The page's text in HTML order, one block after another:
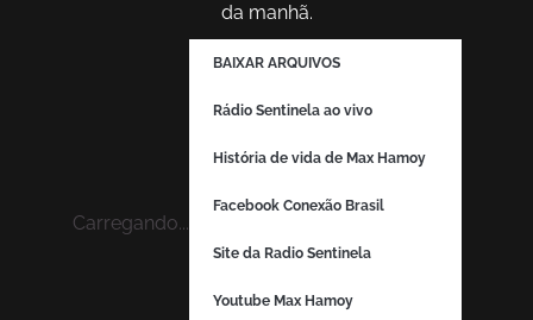
da manhã.
Carregando...
BAIXAR ARQUIVOS
Rádio Sentinela ao vivo
História de vida de Max Hamoy
Facebook Conexão Brasil
Site da Radio Sentinela
Youtube Max Hamoy